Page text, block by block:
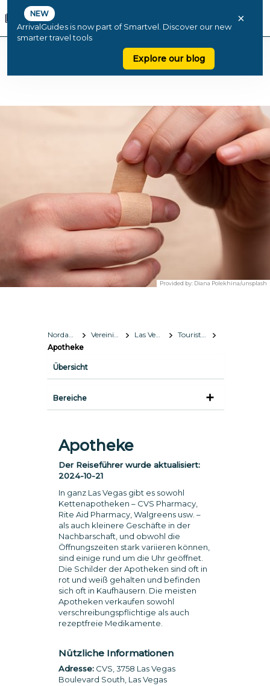
NEW
ArrivalGuides is now part of Smartvel. Discover our new
smarter travel tools
Explore our blog
×
Provided by: Diana Polekhina/unsplash
Nordamerika Vereinigte Staaten Las Vegas, Nevada
Touristeninformation
Apotheke
Übersicht
Bereiche
Apotheke
Der Reiseführer wurde aktualisiert:
2024-10-21
In ganz Las Vegas gibt es sowohl
Kettenapotheken – CVS Pharmacy,
Rite Aid Pharmacy, Walgreens usw. –
als auch kleinere Geschäfte in der
Nachbarschaft, und obwohl die
Öffnungszeiten stark variieren können,
sind einige rund um die Uhr geöffnet.
Die Schilder der Apotheken sind oft in
rot und weiß gehalten und befinden
sich oft in Kaufhäusern. Die meisten
Apotheken verkaufen sowohl
verschreibungspflichtige als auch
rezeptfreie Medikamente.
Nützliche Informationen
Adresse:CVS, 3758 Las Vegas
Boulevard South, Las Vegas